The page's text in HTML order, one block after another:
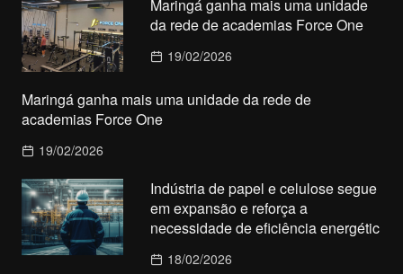
Maringá ganha mais uma unidade
da rede de academias Force One
19/02/2026
Maringá ganha mais uma unidade da rede de
academias Force One
19/02/2026
Indústria de papel e celulose segue
em expansão e reforça a
necessidade de eficiência energétic
18/02/2026